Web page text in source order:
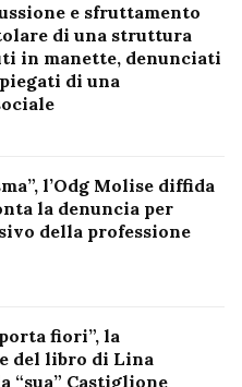
e sfruttamento
di una struttura
in manette, denunciati
di una
l’Odg Molise diffida
la denuncia per
della professione
fiori”, la
del libro di Lina
“sua” Castiglione